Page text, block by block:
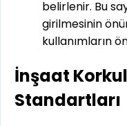
belirlenir. Bu
girilmesinin
kullanımların
İnşaat
Standartları